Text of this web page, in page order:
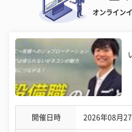
オンライン
開催日時 2026年08月